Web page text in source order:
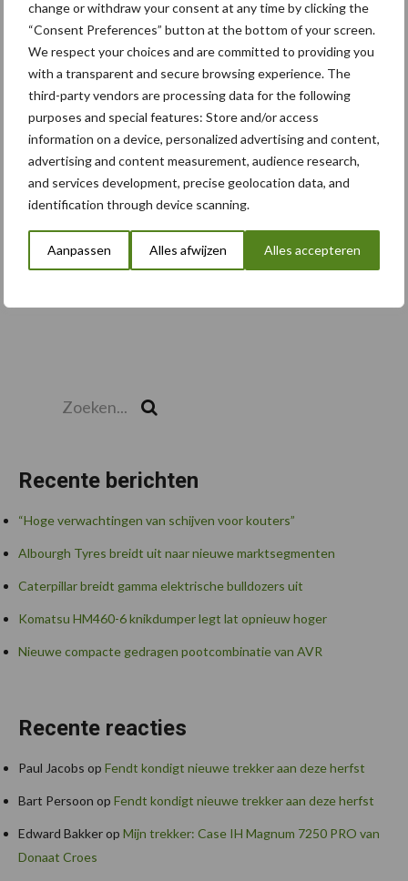
change or withdraw your consent at any time by clicking the
“Consent Preferences” button at the bottom of your screen.
We respect your choices and are committed to providing you
with a transparent and secure browsing experience. The
third-party vendors are processing data for the following
purposes and special features: Store and/or access
information on a device, personalized advertising and content,
advertising and content measurement, audience research,
and services development, precise geolocation data, and
identification through device scanning.
Aanpassen Alles afwijzen Alles accepteren
5 aug
Nieuwe compacte gedragen
pootcombinatie van AVR
Toon meer
Recente berichten
“Hoge verwachtingen van schijven voor kouters”
Albourgh Tyres breidt uit naar nieuwe marktsegmenten
Caterpillar breidt gamma elektrische bulldozers uit
Komatsu HM460-6 knikdumper legt lat opnieuw hoger
Nieuwe compacte gedragen pootcombinatie van AVR
Recente reacties
Paul Jacobs op Fendt kondigt nieuwe trekker aan deze herfst
Bart Persoon op Fendt kondigt nieuwe trekker aan deze herfst
Edward Bakkerop Mijn trekker: Case IH Magnum 7250 PRO van
Donaat Croes